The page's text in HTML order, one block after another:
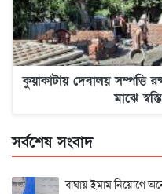
কুয়াকাটায় দেবালয় সম্পত্তি
মাঝে
সর্বশেষ সংবাদ
বাঘায় ইমাম নিয়োগে